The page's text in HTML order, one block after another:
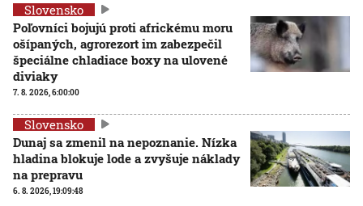
Slovensko
Poľovníci bojujú proti africkému moru
ošípaných, agrorezort im zabezpečil
špeciálne chladiace boxy na ulovené
diviaky
7. 8. 2026, 6:00:00
Slovensko
Dunaj sa zmenil na nepoznanie. Nízka
hladina blokuje lode a zvyšuje náklady
na prepravu
6. 8. 2026, 19:09:48